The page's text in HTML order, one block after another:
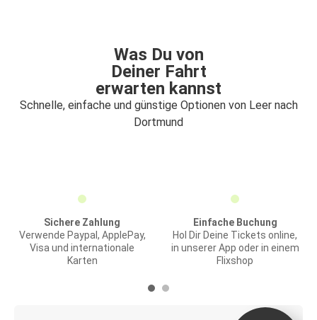
Was Du von
Deiner Fahrt
erwarten kannst
Schnelle, einfache und günstige Optionen von Leer nach
Dortmund
Sichere Zahlung
Verwende Paypal, ApplePay,
Visa und internationale
Karten
Einfache Buchung
Hol Dir Deine Tickets online,
in unserer App oder in einem
Flixshop